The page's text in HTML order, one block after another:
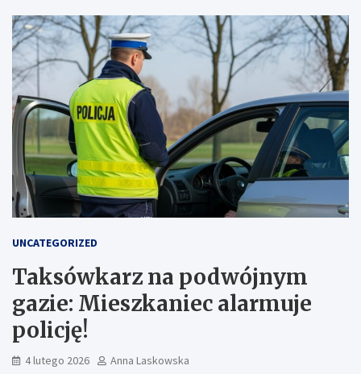
UNCATEGORIZED
Taksówkarz na podwójnym
gazie: Mieszkaniec alarmuje
policję!
4 lutego 2026 Anna Laskowska